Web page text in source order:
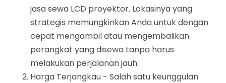
jasa sewa LCD proyektor. Lokasinya yang
strategis memungkinkan Anda untuk dengan
cepat mengambil atau mengembalikan
perangkat yang disewa tanpa harus
melakukan perjalanan jauh.
Harga Terjangkau - Salah satu keunggulan